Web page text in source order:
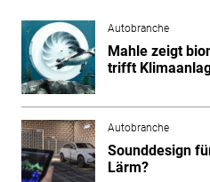
Autobranche
Mahle zeigt
trifft
Autobranche
Sounddesign
Lärm?